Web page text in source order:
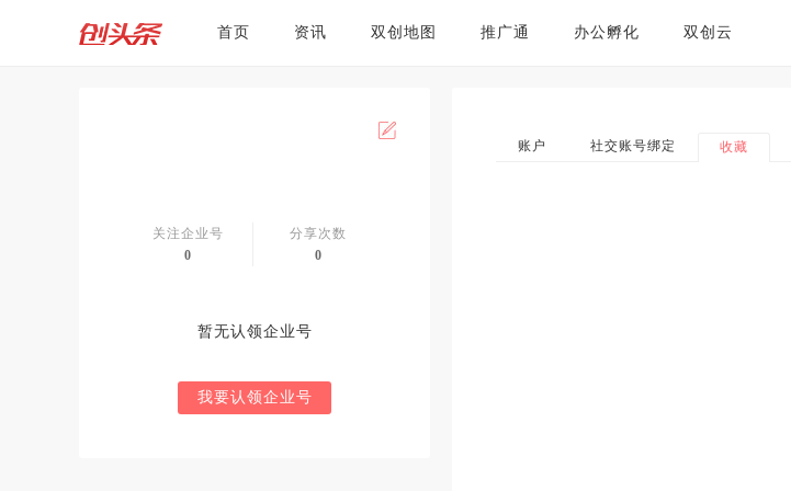
首页 资讯 双创地图 推广通 办公孵化 双创云
关注企业号
0
分享次数
0
暂无认领企业号
我要认领企业号
账户 社交账号绑定 收藏